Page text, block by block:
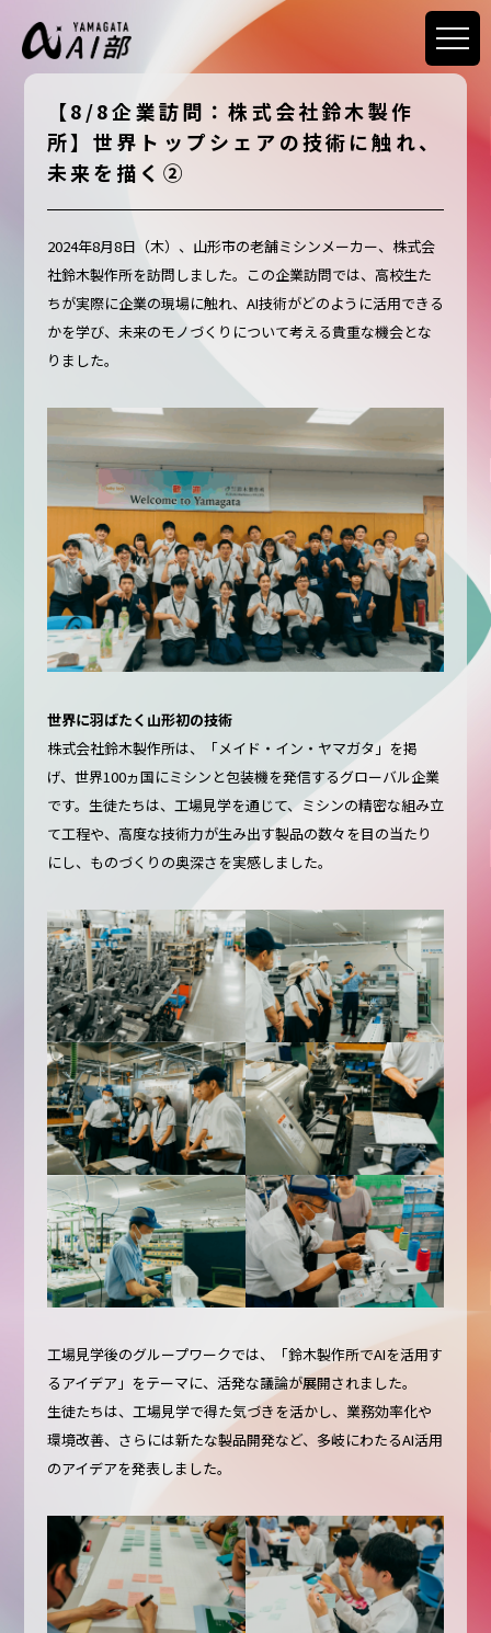
【8/8企業訪問：株式会社鈴木製作
所】世界トップシェアの技術に触れ、
未来を描く②
2024年8月8日（木）、山形市の老舗ミシンメーカー、株式会
社鈴木製作所を訪問しました。この企業訪問では、高校生た
ちが実際に企業の現場に触れ、AI技術がどのように活用できる
かを学び、未来のモノづくりについて考える貴重な機会とな
りました。
世界に羽ばたく山形初の技術
株式会社鈴木製作所は、「メイド・イン・ヤマガタ」を掲
げ、世界100ヵ国にミシンと包装機を発信するグローバル企業
です。生徒たちは、工場見学を通じて、ミシンの精密な組み立
て工程や、高度な技術力が生み出す製品の数々を目の当たり
にし、ものづくりの奥深さを実感しました。
工場見学後のグループワークでは、「鈴木製作所でAIを活用す
るアイデア」をテーマに、活発な議論が展開されました。
生徒たちは、工場見学で得た気づきを活かし、業務効率化や
環境改善、さらには新たな製品開発など、多岐にわたるAI活用
のアイデアを発表しました。